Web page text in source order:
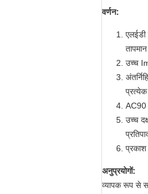
वर्णन:
उच्च
AC90
उच्च
प्रकाश
अनुप्रयोगों:
व्यापक रूप से